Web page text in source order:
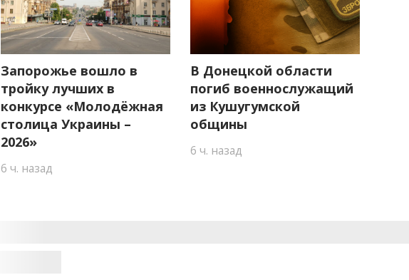
Запорожье вошло в
тройку лучших в
конкурсе «Молодёжная
столица Украины –
2026»
6 ч. назад
В Донецкой области
погиб военнослужащий
из Кушугумской
общины
6 ч. назад